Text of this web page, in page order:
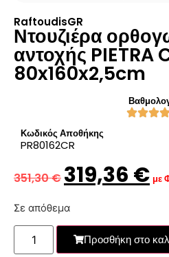
RaftoudisGR
Ντουζιέρα
αντοχής PIETRA
80x160x2,5cm
Κωδικός Αποθήκης
PR80162CR
351,30€ 319,36 € με
Σε απόθεμα
Προσθήκη στο